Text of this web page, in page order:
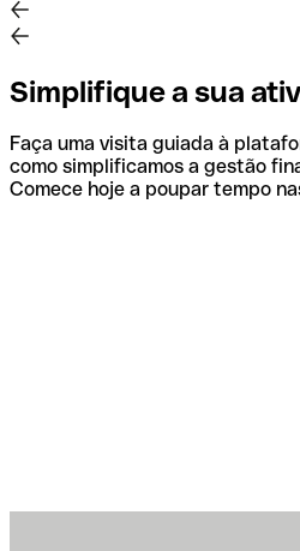
Simplifique a sua
Faça uma visita guiada à
como simplificamos a gestão
Comece hoje a poupar tempo